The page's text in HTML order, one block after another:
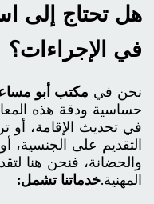
هل تحتاج إلى
في الإجراءات؟
نحن في مكتب أبو
حساسية ودقة هذه
في تحديث الإقامة، أو
التقديم على الجنسية،
والحضانة، فنحن هنا
المهنية.خدماتنا تشمل: